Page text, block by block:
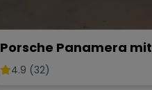
Porsche Panamera mit
Sportabgasanlage
4.9 (32)